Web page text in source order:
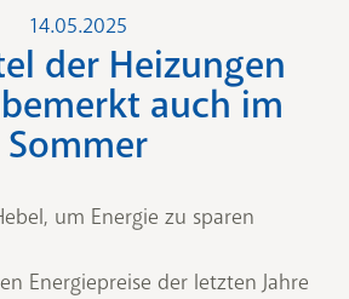
14.05.2025
der Heizungen
auch im
Sommer
um Energie zu sparen
Energiepreise der letzten Jahre